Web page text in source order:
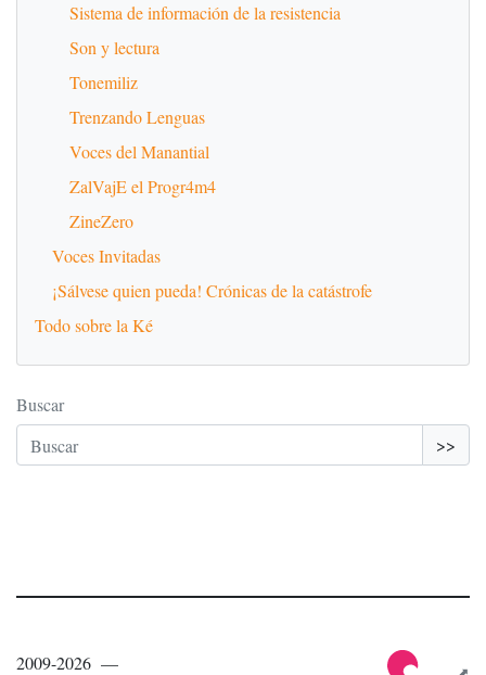
Sistema de información de la resistencia
Son y lectura
Tonemiliz
Trenzando Lenguas
Voces del Manantial
ZalVajE el Progr4m4
ZineZero
Voces Invitadas
¡Sálvese quien pueda! Crónicas de la catástrofe
Todo sobre la Ké
Buscar
>>
2009-2026 —